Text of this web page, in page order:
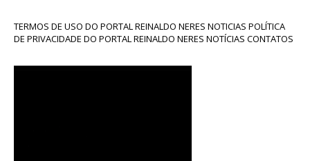
TERMOS DE USO DO PORTAL REINALDO NERES NOTICIAS POLÍTICA
DE PRIVACIDADE DO PORTAL REINALDO NERES NOTÍCIAS CONTATOS